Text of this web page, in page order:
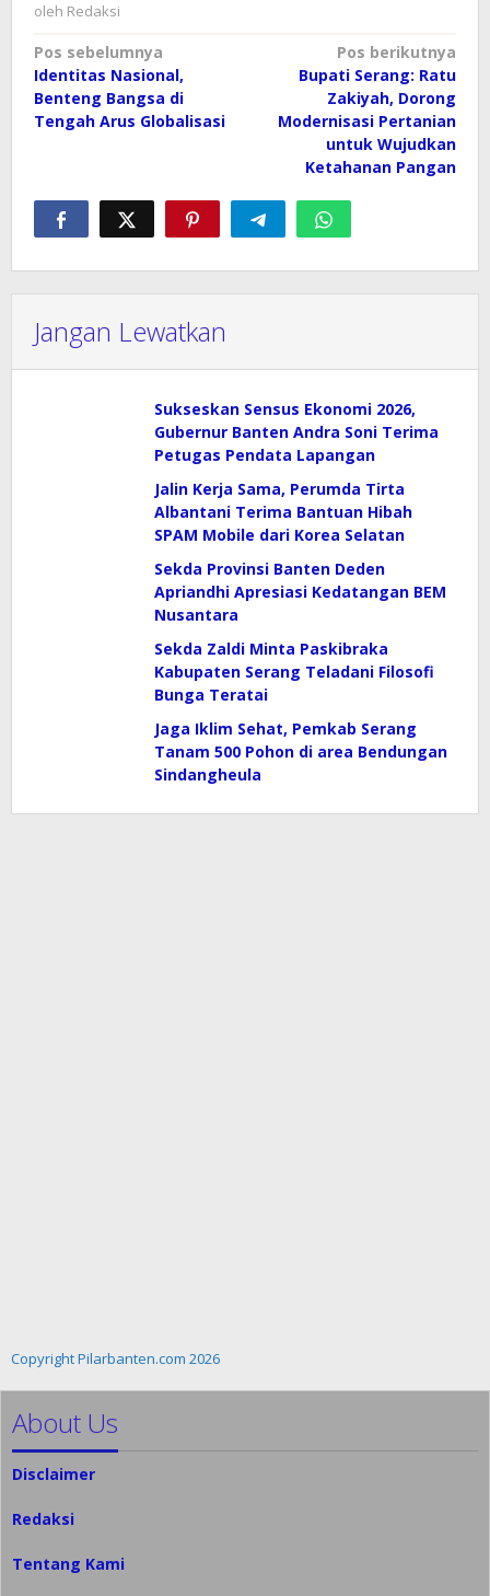
oleh Redaksi
Navigasi
pos
Pos sebelumnya
Identitas Nasional,
Benteng Bangsa di
Tengah Arus Globalisasi
Pos berikutnya
Bupati Serang: Ratu
Zakiyah, Dorong
Modernisasi Pertanian
untuk Wujudkan
Ketahanan Pangan
Jangan Lewatkan
Sukseskan Sensus Ekonomi 2026,
Gubernur Banten Andra Soni Terima
Petugas Pendata Lapangan
Jalin Kerja Sama, Perumda Tirta
Albantani Terima Bantuan Hibah
SPAM Mobile dari Korea Selatan
Sekda Provinsi Banten Deden
Apriandhi Apresiasi Kedatangan BEM
Nusantara
Sekda Zaldi Minta Paskibraka
Kabupaten Serang Teladani Filosofi
Bunga Teratai
Jaga Iklim Sehat, Pemkab Serang
Tanam 500 Pohon di area Bendungan
Sindangheula
Copyright Pilarbanten.com 2026
About Us
Disclaimer
Redaksi
Tentang Kami